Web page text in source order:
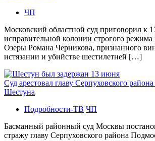
ЧП
Московский областной суд приговорил к
исправительной колонии строгого режима
Озеры Романа Черникова, признанного
истязании и убийстве шестилетней […]
Суд арестовал главу Серпуховского
Шестуна
Подробности-ТВ ЧП
Басманный районный суд Москвы
стражу главу Серпуховского района